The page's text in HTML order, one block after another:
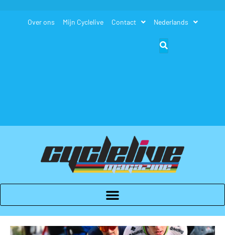
Over ons Mijn Cyclelive Contact Nederlands